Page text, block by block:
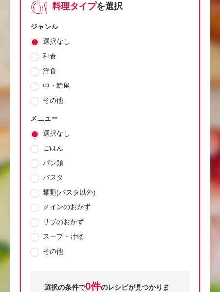
料理タイプを選択
ジャンル
選択なし
和食
洋食
中・韓風
その他
メニュー
選択なし
ごはん
パン類
パスタ
麺類(パスタ以外)
メインのおかず
サブのおかず
スープ・汁物
その他
選択の条件で0件のレシピが見つかりま